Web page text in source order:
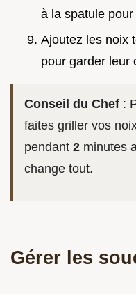
à la spatule
Ajoutez les noix
pour garder leur
Conseil du Chef :
faites griller vos
pendant 2 minutes
change tout.
Gérer les